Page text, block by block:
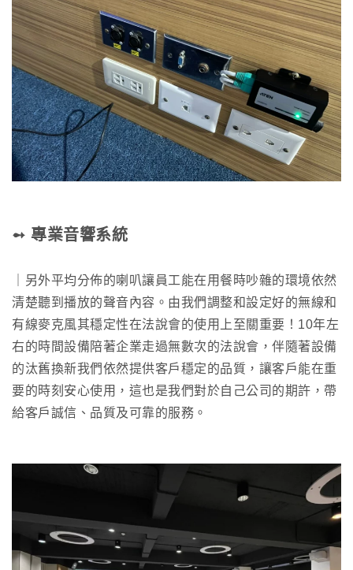
➻ 專業音響系統
｜另外平均分佈的喇叭讓員工能在用餐時吵雜的環境依然
清楚聽到播放的聲音內容。由我們調整和設定好的無線和
有線麥克風其穩定性在法說會的使用上至關重要！10年左
右的時間設備陪著企業走過無數次的法說會，伴隨著設備
的汰舊換新我們依然提供客戶穩定的品質，讓客戶能在重
要的時刻安心使用，這也是我們對於自己公司的期許，帶
給客戶誠信、品質及可靠的服務。